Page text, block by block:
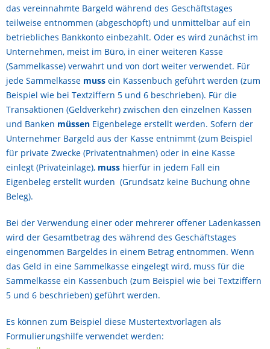
das vereinnahmte Bargeld während des Geschäftstages
teilweise entnommen (abgeschöpft) und unmittelbar auf ein
betriebliches Bankkonto einbezahlt. Oder es wird zunächst im
Unternehmen, meist im Büro, in einer weiteren Kasse
(Sammelkasse) verwahrt und von dort weiter verwendet. Für
jede Sammelkasse muss ein Kassenbuch geführt werden (zum
Beispiel wie bei Textziffern 5 und 6 beschrieben). Für die
Transaktionen (Geldverkehr) zwischen den einzelnen Kassen
und Banken müssen Eigenbelege erstellt werden. Sofern der
Unternehmer Bargeld aus der Kasse entnimmt (zum Beispiel
für private Zwecke (Privatentnahmen) oder in eine Kasse
einlegt (Privateinlage), muss hierfür in jedem Fall ein
Eigenbeleg erstellt wurden (Grundsatz keine Buchung ohne
Beleg).
Bei der Verwendung einer oder mehrerer offener Ladenkassen
wird der Gesamtbetrag des während des Geschäftstages
eingenommen Bargeldes in einem Betrag entnommen. Wenn
das Geld in eine Sammelkasse eingelegt wird, muss für die
Sammelkasse ein Kassenbuch (zum Beispiel wie bei Textziffern
5 und 6 beschrieben) geführt werden.
Es können zum Beispiel diese Mustertextvorlagen als
Formulierungshilfe verwendet werden: